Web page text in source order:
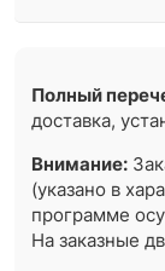
Полный
доставка,
Внимание:
(указано в
программе
На заказные